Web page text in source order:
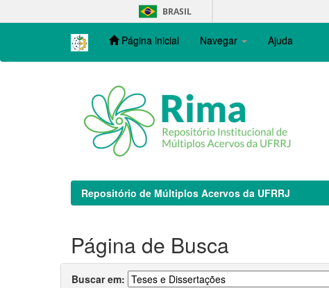
navigation
BRASIL
Página inicial Navegar Ajuda
Repositório de Múltiplos Acervos da UFRRJ
Página de Busca
Buscar em: